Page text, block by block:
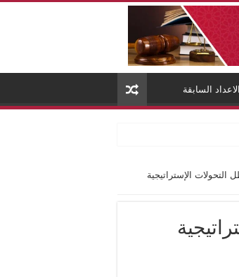
الاعداد السابقة
التحولات الإستراتيجية